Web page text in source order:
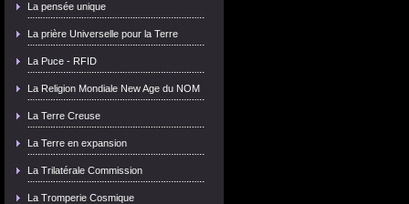
La pensée unique
La prière Universelle pour la Terre
La Puce - RFID
La Religion Mondiale New Age du NOM
La Terre Creuse
La Terre en expansion
La Trilatérale Commission
La Tromperie Cosmique